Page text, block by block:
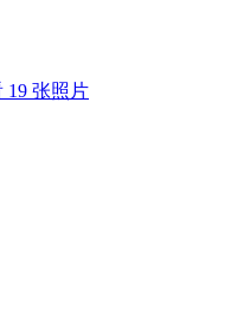
19 张照片